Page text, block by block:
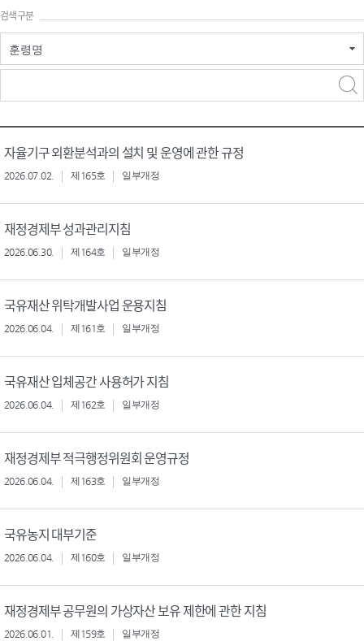
검색구분
훈령명
자율기구 외환분석과의 설치 및 운영에 관한 규정
2026.07.02. 제165호 일부개정
재정경제부 성과관리지침
2026.06.30. 제164호 일부개정
국유재산 위탁개발사업 운용지침
2026.06.04. 제161호 일부개정
국유재산 입체공간 사용허가 지침
2026.06.04. 제162호 일부개정
재정경제부 적극행정위원회 운영규정
2026.06.04. 제163호 일부개정
국유농지 대부기준
2026.06.04. 제160호 일부개정
재정경제부 공무원의 가상자산 보유 제한에 관한 지침
2026.06.01. 제159호 일부개정